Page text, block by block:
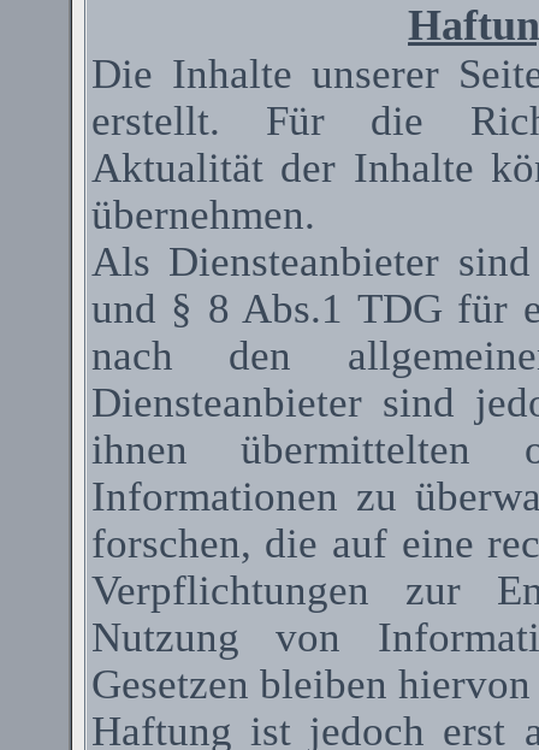
Die Inhalte unserer
erstellt. Für die
Aktualität der Inhalte
übernehmen.
Als Diensteanbieter
und § 8 Abs.1 TDG für
nach den
Diensteanbietersind
ihnen übermittelten
Informationen zu
forschen, die auf eine
Verpflichtungen zur
Nutzung von
Gesetzen bleiben
Haftung ist jedoch erst